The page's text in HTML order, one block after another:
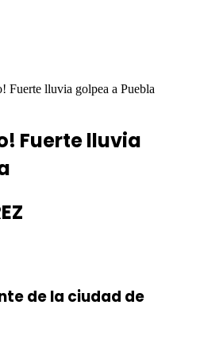
Fuerte lluvia golpea a Puebla
Fuerte lluvia
de la ciudad de